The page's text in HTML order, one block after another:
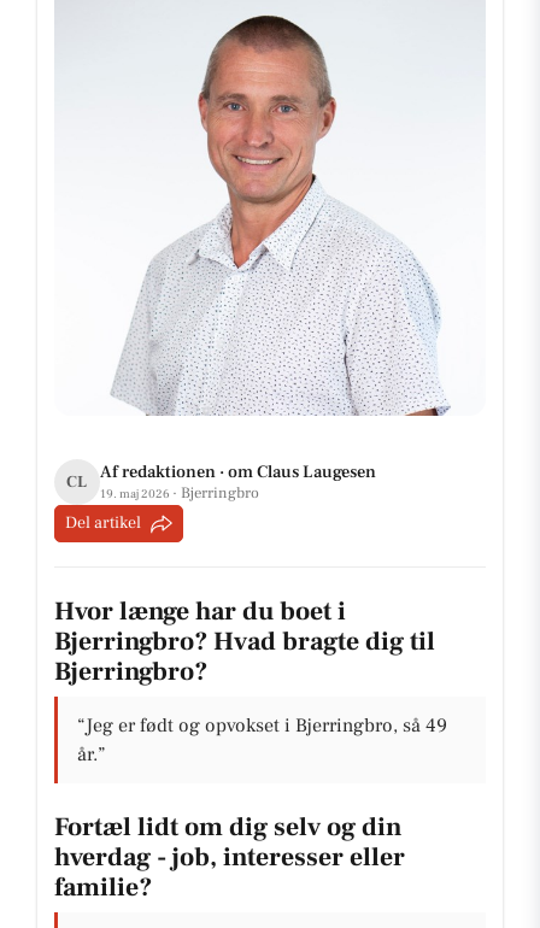
CL Af redaktionen · om Claus Laugesen
19. maj 2026 · Bjerringbro
Del artikel
Hvor længe har du boet i
Bjerringbro? Hvad bragte dig til
Bjerringbro?
“Jeg er født og opvokset i Bjerringbro, så 49
år.”
Fortæl lidt om dig selv og din
hverdag - job, interesser eller
familie?